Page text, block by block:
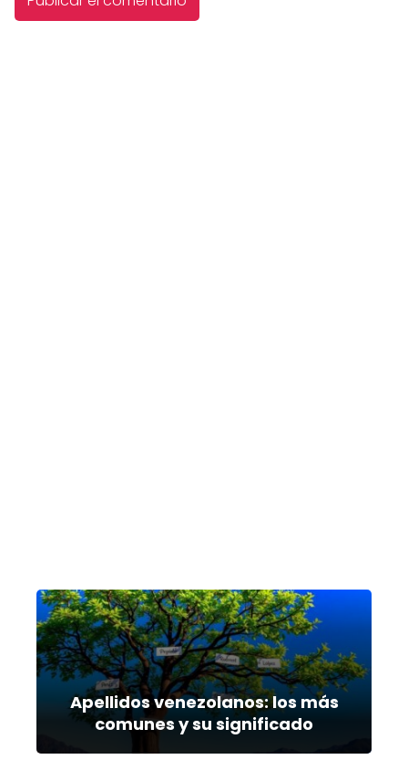
Apellidos venezolanos: los más
comunes y su significado